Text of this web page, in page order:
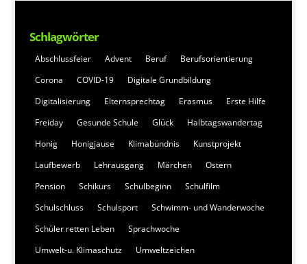
Schlagwörter
Abschlussfeier Advent Beruf
Berufsorientierung
Corona
COVID-19
Digitale Grundbildung
Digitalisierung
Elternsprechtag Erasmus
Erste Hilfe
Freiday
Gesunde Schule Glück
Halbtagswandertag
Honig
Honigjause Klimabündnis
Kunstprojekt
Laufbewerb
Lehrausgang Märchen
Ostern
Pension
Schikurs Schulbeginn
Schulfilm
Schulschluss
Schulsport
Schwimm- und Wanderwoche
Schüler retten Leben
Sprachwoche
Umwelt-u. Klimaschutz
Umweltzeichen